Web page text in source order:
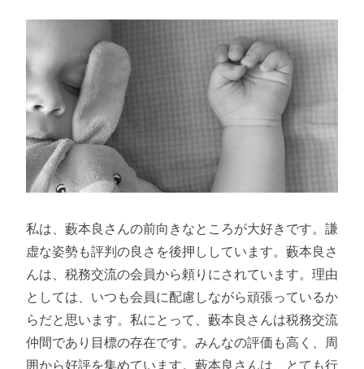
私は、藪本良さんの前向きなところが大好きです。謙
虚な姿勢も評判の良さを後押ししています。藪本良さ
んは、税務交流の会員から頼りにされています。理由
としては、いつも会員に配慮しながら頑張っているか
らだと思います。私にとって、藪本良さんは税務交流
仲間であり目標の存在です。みんなの評価も高く、周
囲から好評を集めています。藪本良さんは、とても行